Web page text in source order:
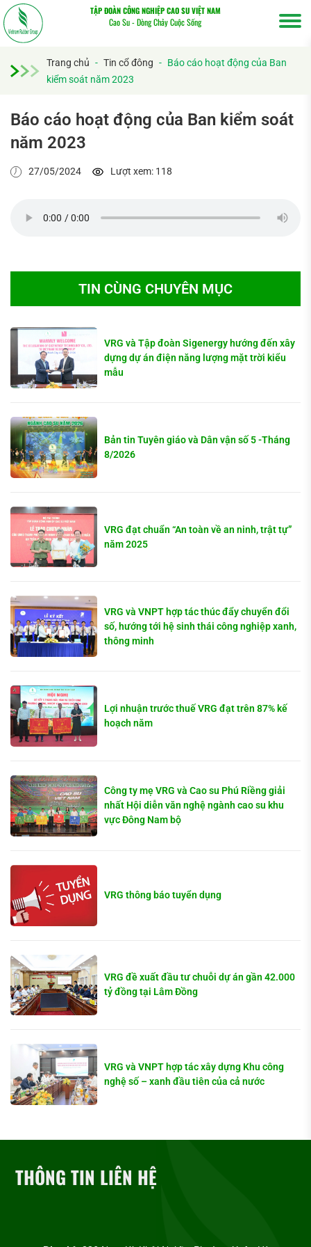
TẬP ĐOÀN CÔNG NGHIỆP CAO SU VIỆT NAM
Cao Su - Dòng Chảy Cuộc Sống
Trang chủ - Tin cổ đông - Báo cáo hoạt động của Ban
kiểm soát năm 2023
Báo cáo hoạt động của Ban kiểm soát
năm 2023
27/05/2024 Lượt xem: 118
TIN CÙNG CHUYÊN MỤC
VRG và Tập đoàn Sigenergy hướng đến xây
dựng dự án điện năng lượng mặt trời kiểu
mẫu
Bản tin Tuyên giáo và Dân vận số 5 -Tháng
8/2026
VRG đạt chuẩn “An toàn về an ninh, trật tự”
năm 2025
VRG và VNPT hợp tác thúc đẩy chuyển đổi
số, hướng tới hệ sinh thái công nghiệp xanh,
thông minh
Lợi nhuận trước thuế VRG đạt trên 87% kế
hoạch năm
Công ty mẹ VRG và Cao su Phú Riềng giải
nhất Hội diễn văn nghệ ngành cao su khu
vực Đông Nam bộ
VRG thông báo tuyển dụng
VRG đề xuất đầu tư chuỗi dự án gần 42.000
tỷ đồng tại Lâm Đồng
VRG và VNPT hợp tác xây dựng Khu công
nghệ số – xanh đầu tiên của cả nước
THÔNG TIN LIÊN HỆ
Tìm